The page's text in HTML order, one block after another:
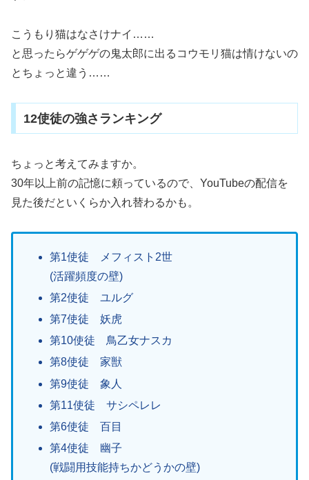
こうもり猫はなさけナイ……
と思ったらゲゲゲの鬼太郎に出るコウモリ猫は情けないの
とちょっと違う……
12使徒の強さランキング
ちょっと考えてみますか。
30年以上前の記憶に頼っているので、YouTubeの配信を
見た後だといくらか入れ替わるかも。
第1使徒 メフィスト2世
(活躍頻度の壁)
第2使徒 ユルグ
第7使徒 妖虎
第10使徒 鳥乙女ナスカ
第8使徒 家獣
第9使徒 象人
第11使徒 サシペレレ
第6使徒 百目
第4使徒 幽子
(戦闘用技能持ちかどうかの壁)